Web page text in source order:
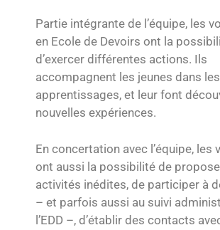
Partie intégrante de l’équipe, les
en Ecole de Devoirs ont la
d’exercer différentes actions. Ils
accompagnent les jeunes dans les
apprentissages, et leur font
nouvelles expériences.
En concertation avec l’équipe, les
ont aussi la possibilité de
activités inédites, de participer à
– et parfois aussi au suivi
l’EDD –, d’établir des contacts